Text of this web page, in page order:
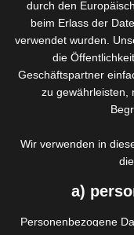
durch den
beim Erlass der
verwendet wurden.
die
Geschäftspartner
zu gewährleisten,
Wir verwenden in
a)
Personenbezogene